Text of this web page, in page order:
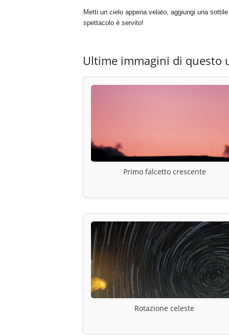
Metti un cielo appena velato, aggiungi una
spettacolo è servito!
Ultime immagini di questo
Primo falcetto crescente
Rotazione celeste